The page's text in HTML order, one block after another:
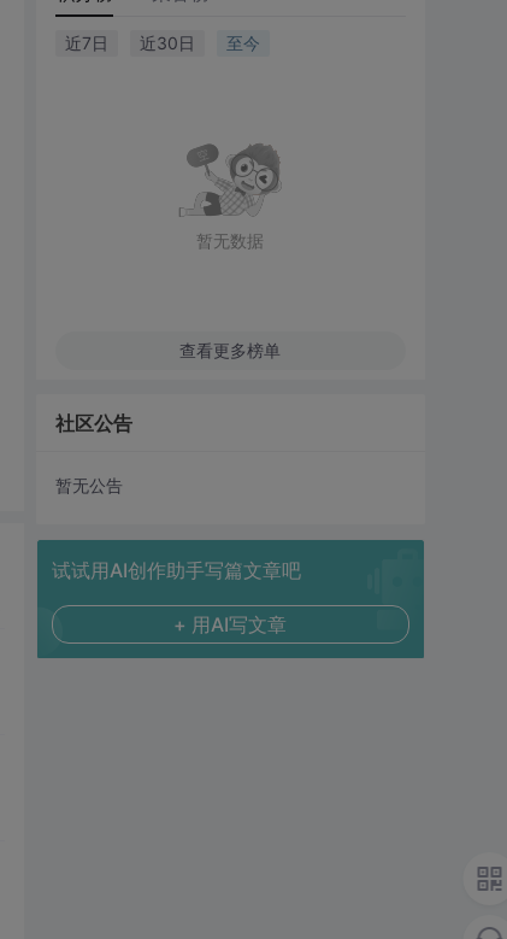
近7日 近30日 至今
暂无数据
查看更多榜单
社区公告
暂无公告
试试用AI创作助手写篇文章吧
+ 用AI写文章